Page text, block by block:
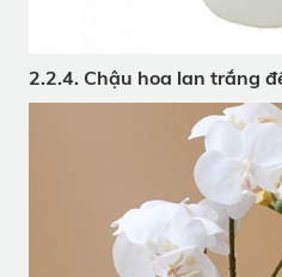
2.2.4. Chậu hoa lan trắng